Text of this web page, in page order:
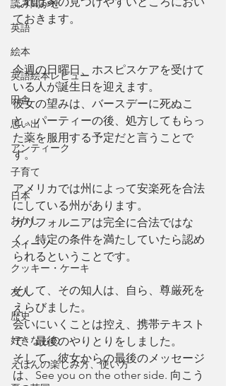
読み聞かせ
英語
絵本
英語絵本レビュー
田舎
思い出
アンティーク
子育て
日本
おかし
スイーツ
クッキー・ケーキ
友人
歴史
好きなもの
えほんの楽しみ方、使い方
ておきます。
今週の日曜日、ホスピスケアを受けて
いる人が誕生日を迎えます。
彼女の望みは、バースデーに死ぬこ
と。パーティーの後、処方してもらっ
た薬を服用する予定だと言うことで
す。
アメリカでは州によって安楽死を合法
にしている州があります。
カリフォルニアは完全に合法ではな
く、特定の条件を満たしていたら認め
られるということです。
そして、その知人は、自ら、尊厳死を
えらびました。
会いにいくことは控え、携帯テキスト
で、最後のやりとりをしました。
そして、彼女からの最後のメッセージ
は、See you on the other side. 向こう